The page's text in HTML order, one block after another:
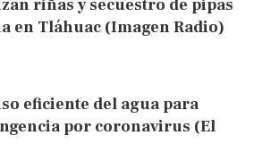
riñas y secuestro de pipas
en Tláhuac (Imagen Radio)
eficiente del agua para
por coronavirus (El